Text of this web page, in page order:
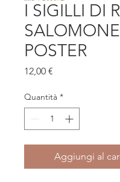
I SIGILLI DI
POSTER
12,00 €
Quantità *
Aggiungi al